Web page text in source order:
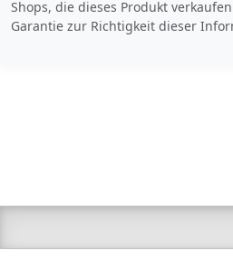
Shops, die dieses Produkt
Garantie zur Richtigkeit dieser